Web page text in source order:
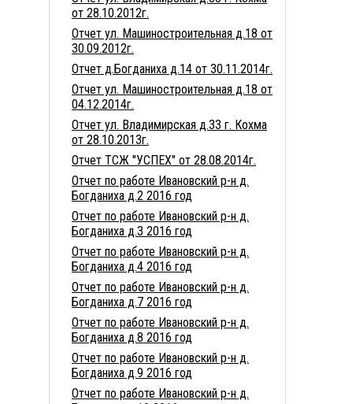
от 28.10.2012г.
Отчет ул. Машиностроительная д.18 от
30.09.2012г.
Отчет д.Богданиха д.14 от 30.11.2014г.
Отчет ул. Машиностроительная д.18 от
04.12.2014г.
Отчет ул. Владимирская д.33 г. Кохма
от 28.10.2013г.
Отчет ТСЖ "УСПЕХ" от 28.08.2014г.
Отчет по работе Ивановский р-н д.
Богданиха д.2 2016 год
Отчет по работе Ивановский р-н д.
Богданиха д.3 2016 год
Отчет по работе Ивановский р-н д.
Богданиха д.4 2016 год
Отчет по работе Ивановский р-н д.
Богданиха д.7 2016 год
Отчет по работе Ивановский р-н д.
Богданиха д.8 2016 год
Отчет по работе Ивановский р-н д.
Богданиха д.9 2016 год
Отчет по работе Ивановский р-н д.